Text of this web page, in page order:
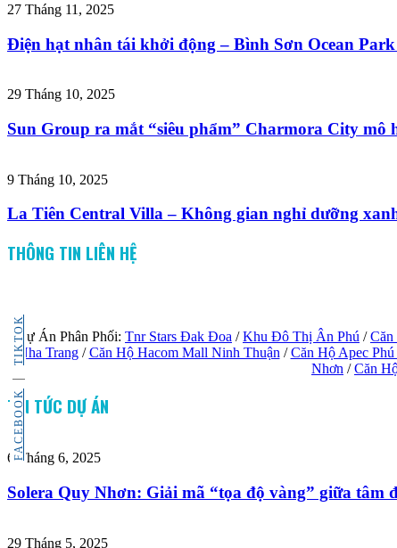
FACEBOOK
TIKTOK
27 Tháng 11, 2025
Điện hạt nhân tái khởi động – Bình Sơn Ocean
29 Tháng 10, 2025
Sun Group ra mắt “siêu phẩm” Charmora City mô
9 Tháng 10, 2025
La Tiên Central Villa – Không gian nghỉ dưỡng
THÔNG TIN LIÊN HỆ
Dự Án Phân Phối: Tnr Stars Đak Đoa /Khu Đô Thị Ân Phú /Căn
Nha Trang/Căn Hộ Hacom Mall Ninh Thuận /Căn Hộ Apec Phú
Nhơn /Căn
TIN TỨC DỰ ÁN
6 Tháng 6, 2025
Solera Quy Nhơn: Giải mã “tọa độ vàng” giữa tâm
29 Tháng 5, 2025